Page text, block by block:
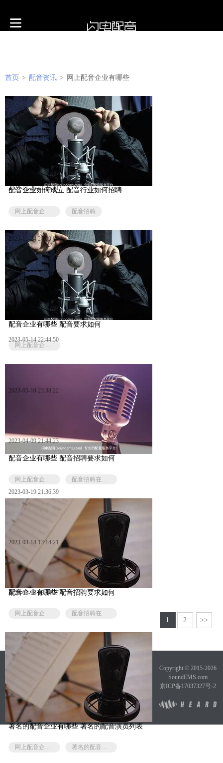
首页 > 配音资讯 > 网上配音企业有哪些
配音企业如何成立 配音行业如何招聘
网上配音企业有哪些 配音招聘
2023-11-30 17:07:33
配音企业有哪些 配音要求如何
网上配音企业有哪些
2023-11-26 21:25:41
配音企业有哪些 配音招聘要求如何
2023-11-24 20:09:06
配音企业有哪些 配音招聘要求如何
网上配音企业有哪些 配音招聘在哪里找
2023-11-13 20:01:02
著名的配音企业有哪些 著名的配音演员列表
网上配音企业有哪些 著名的配音演员有哪些
2023-05-14 22:44:50
2023-05-10 23:38:22
2023-04-09 21:44:23
2023-03-19 21:36:39
2023-03-18 13:14:21
2023-03-10 23:34:27
1 2 >>
Copyright © 2015-2026
SoundEMS.com
京ICP备17037327号-2